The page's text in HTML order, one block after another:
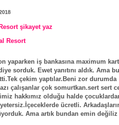
şikayet yaz
Resort
yaparken iş bankasına maximum
sorduk. Ewet yanıtını aldık. Ama
çekim yaptılar.Beni zor durumda
çalışanlar çok somurtkan.sert sert
hakkımız olduğu halde
ücretli.
Ama artık bundan emin değiliz